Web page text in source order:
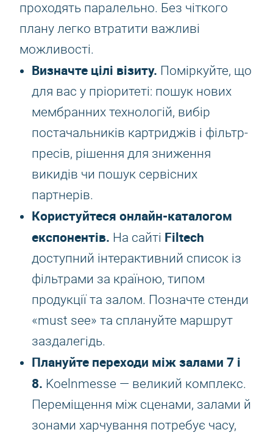
проходять паралельно. Без чіткого
плану легко втратити важливі
можливості.
Визначте цілі візиту. Поміркуйте, що
для вас у пріоритеті: пошук нових
мембранних технологій, вибір
постачальників картриджів і фільтр-
пресів, рішення для зниження
викидів чи пошук сервісних
партнерів.
Користуйтеся онлайн-каталогом
експонентів. На сайті Filtech
доступний інтерактивний список із
фільтрами за країною, типом
продукції та залом. Позначте стенди
«must see» та сплануйте маршрут
заздалегідь.
Плануйте переходи між залами 7 і
8. Koelnmesse — великий комплекс.
Переміщення між сценами, залами й
зонами харчування потребує часу,